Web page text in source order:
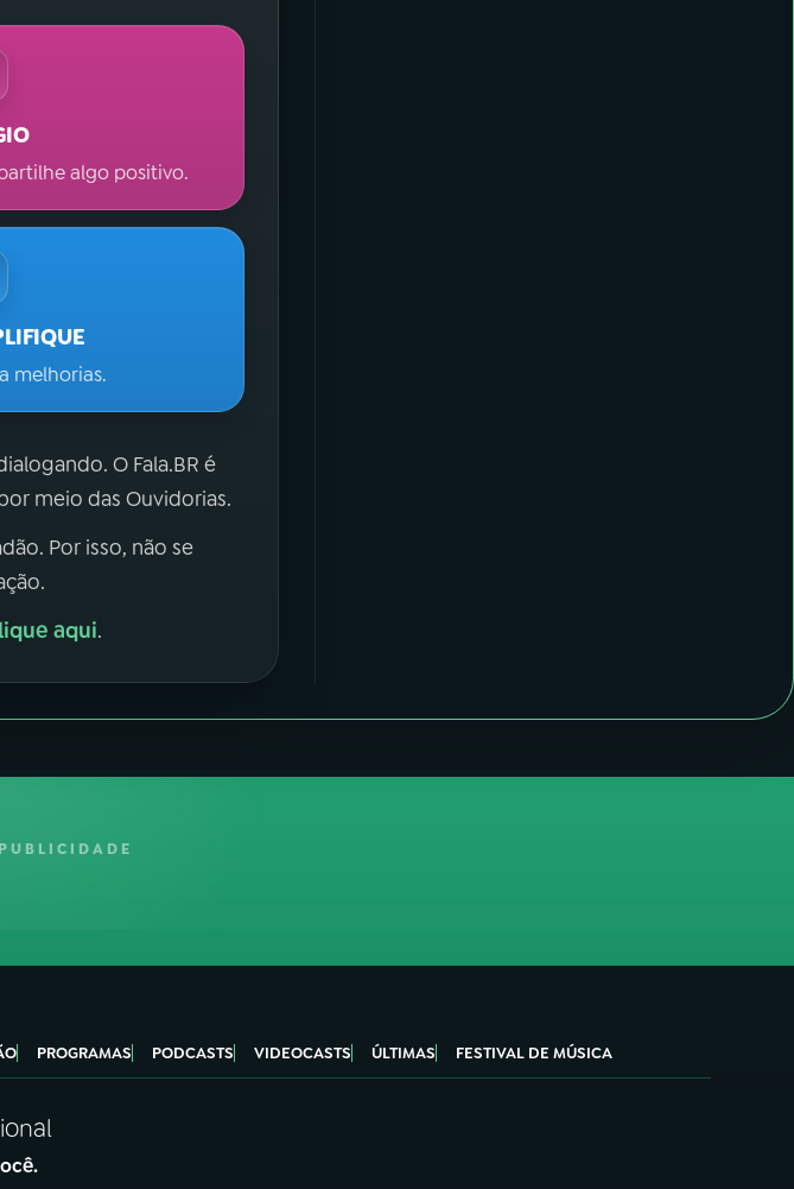
algo positivo.
melhorias.
O Fala.BR é
meio das Ouvidorias.
Por isso, não se
aqui.
PROGRAMAS PODCASTS VIDEOCASTS ÚLTIMAS FESTIVAL DE MÚSICA